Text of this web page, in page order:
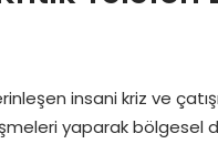
insani kriz ve
yaparak bölgesel